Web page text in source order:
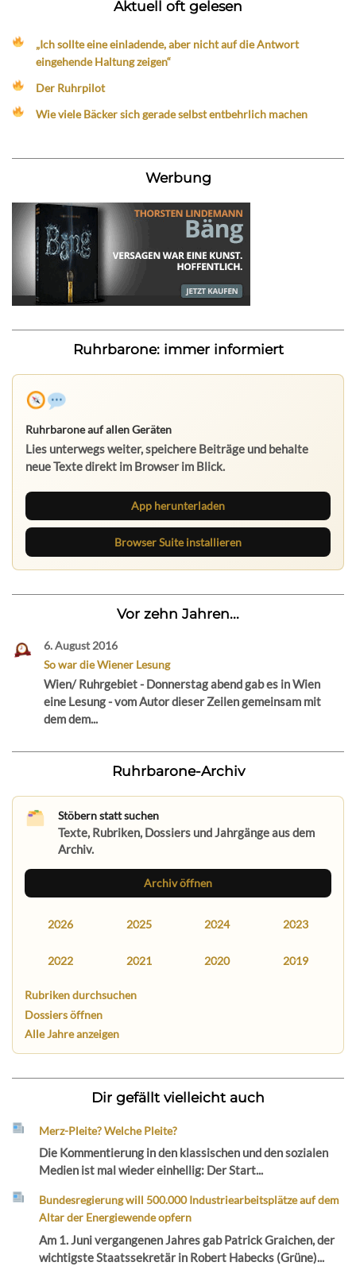
Aktuell oft gelesen
„Ich sollte eine einladende, aber nicht auf die Antwort
eingehende Haltung zeigen“
Der Ruhrpilot
Wie viele Bäcker sich gerade selbst entbehrlich machen
Werbung
Ruhrbarone: immer informiert
Ruhrbarone auf allen Geräten
Lies unterwegs weiter, speichere Beiträge und behalte
neue Texte direkt im Browser im Blick.
App herunterladen
Browser Suite installieren
Vor zehn Jahren...
6. August 2016
So war die Wiener Lesung
Wien/ Ruhrgebiet - Donnerstag abend gab es in Wien
eine Lesung - vom Autor dieser Zeilen gemeinsam mit
dem dem...
Ruhrbarone-Archiv
Stöbern statt suchen
Texte, Rubriken, Dossiers und Jahrgänge aus dem
Archiv.
Archiv öffnen
2026 2025 2024 2023
2022 2021 2020 2019
Rubriken durchsuchen
Dossiers öffnen
Alle Jahre anzeigen
Dir gefällt vielleicht auch
Merz-Pleite? Welche Pleite?
Die Kommentierung in den klassischen und den sozialen
Medien ist mal wieder einhellig: Der Start...
Bundesregierung will 500.000 Industriearbeitsplätze auf dem
Altar der Energiewende opfern
Am 1. Juni vergangenen Jahres gab Patrick Graichen, der
wichtigste Staatssekretär in Robert Habecks (Grüne)...